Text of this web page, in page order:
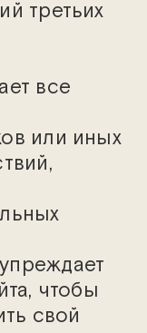
третьих
все
или иных
чтобы
свой